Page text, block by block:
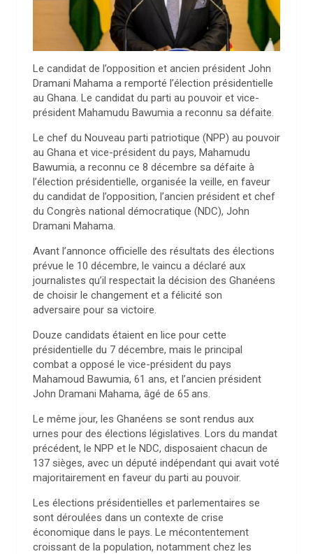
Le candidat de l’opposition et ancien président John
Dramani Mahama a remporté l’élection présidentielle
au Ghana. Le candidat du parti au pouvoir et vice-
président Mahamudu Bawumia a reconnu sa défaite.
Le chef du Nouveau parti patriotique (NPP) au pouvoir
au Ghana et vice-président du pays, Mahamudu
Bawumia, a reconnu ce 8 décembre sa défaite à
l’élection présidentielle, organisée la veille, en faveur
du candidat de l’opposition, l’ancien président et chef
du Congrès national démocratique (NDC), John
Dramani Mahama.
Avant l’annonce officielle des résultats des élections
prévue le 10 décembre, le vaincu a déclaré aux
journalistes qu’il respectait la décision des Ghanéens
de choisir le changement et a félicité son
adversaire pour sa victoire.
Douze candidats étaient en lice pour cette
présidentielle du 7 décembre, mais le principal
combat a opposé le vice-président du pays
Mahamoud Bawumia, 61 ans, et l’ancien président
John Dramani Mahama, âgé de 65 ans.
Le même jour, les Ghanéens se sont rendus aux
urnes pour des élections législatives. Lors du mandat
précédent, le NPP et le NDC, disposaient chacun de
137 sièges, avec un député indépendant qui avait voté
majoritairement en faveur du parti au pouvoir.
Les élections présidentielles et parlementaires se
sont déroulées dans un contexte de crise
économique dans le pays. Le mécontentement
croissant de la population, notamment chez les